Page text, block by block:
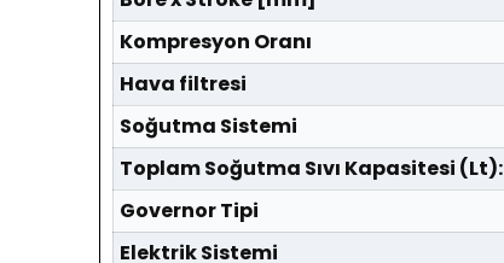
Kompresyon Oranı
Hava filtresi
Soğutma Sistemi
Toplam Soğutma Sıvı Kapasitesi (Lt):
Governor Tipi
Elektrik Sistemi